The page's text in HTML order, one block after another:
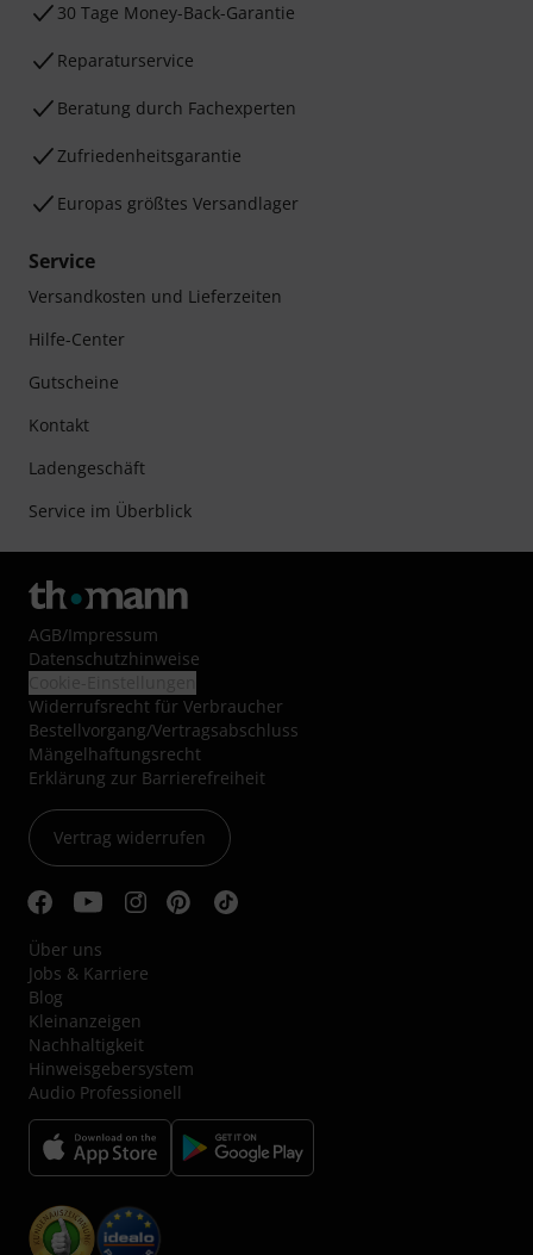
30 Tage Money-Back-Garantie
Reparaturservice
Beratung durch Fachexperten
Zufriedenheitsgarantie
Europas größtes Versandlager
Service
Versandkosten und Lieferzeiten
Hilfe-Center
Gutscheine
Kontakt
Ladengeschäft
Service im Überblick
AGB/Impressum
Datenschutzhinweise
Widerrufsrecht für Verbraucher
Bestellvorgang/Vertragsabschluss
Mängelhaftungsrecht
Erklärung zur Barrierefreiheit
Vertrag widerrufen
Über uns
Jobs & Karriere
Blog
Kleinanzeigen
Nachhaltigkeit
Hinweisgebersystem
Audio Professionell